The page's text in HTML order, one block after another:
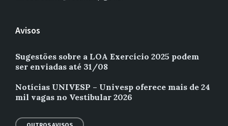
Avisos
Sugestões sobre a LOA Exercício 2025 podem
ser enviadas até 31/08
Notícias UNIVESP – Univesp oferece mais de 24
mil vagas no Vestibular 2026